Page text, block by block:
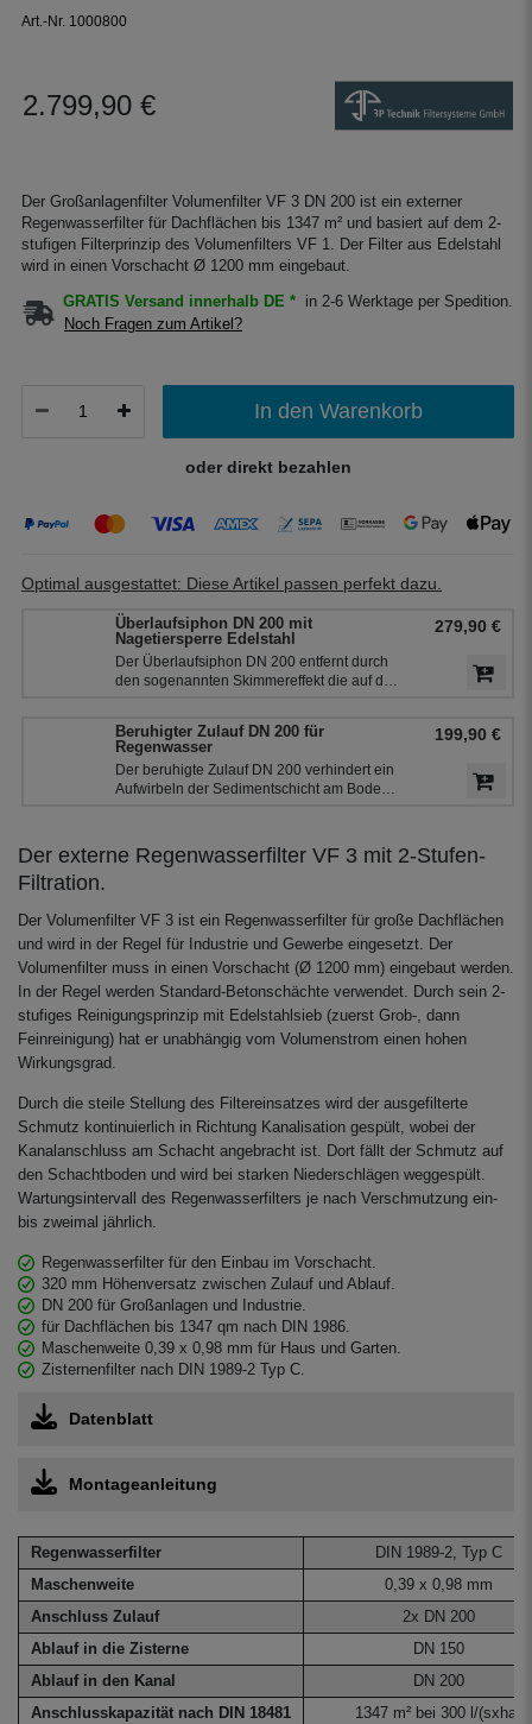
Art.-Nr. 1000800
2.799,90 €
Der Großanlagenfilter Volumenfilter VF 3 DN 200 ist ein externer
Regenwasserfilter für Dachflächen bis 1347 m² und basiert auf dem 2-
stufigen Filterprinzip des Volumenfilters VF 1. Der Filter aus Edelstahl
wird in einen Vorschacht Ø 1200 mm eingebaut.
GRATIS Versand innerhalb DE *
in 2-6 Werktage per Spedition.
Noch Fragen zum Artikel?
In den Warenkorb
oder direkt bezahlen
Optimal ausgestattet: Diese Artikel passen perfekt dazu.
Überlaufsiphon DN 200 mit
Nagetiersperre Edelstahl
Der Überlaufsiphon DN 200 entfernt durch
den sogenannten Skimmereffekt die auf der
Siphon ist mit einer Nagetiersperre aus
Edelstahl ausgestattet und dient gleichzeitig
als Geruchsverschluss.
279,90 €
Beruhigter Zulauf DN 200 für
Regenwasser
Der beruhigte Zulauf DN 200 verhindert ein
Aufwirbeln der Sedimentschicht am Boden
das Regenwasser frisch. Der beruhigte
Zulauf ist die 2. Reinigungsstufe in der
199,90 €
Der externe Regenwasserfilter VF 3 mit 2-Stufen-
Filtration.
Der Volumenfilter VF 3 ist ein Regenwasserfilter für große Dachflächen
und wird in der Regel für Industrie und Gewerbe eingesetzt. Der
Volumenfilter muss in einen Vorschacht (Ø 1200 mm) eingebaut werden.
In der Regel werden Standard-Betonschächte verwendet. Durch sein 2-
stufiges Reinigungsprinzip mit Edelstahlsieb (zuerst Grob-, dann
Feinreinigung) hat er unabhängig vom Volumenstrom einen hohen
Wirkungsgrad.
Durch die steile Stellung des Filtereinsatzes wird der ausgefilterte
Schmutz kontinuierlich in Richtung Kanalisation gespült, wobei der
Kanalanschluss am Schacht angebracht ist. Dort fällt der Schmutz auf
den Schachtboden und wird bei starken Niederschlägen weggespült.
Wartungsintervall des Regenwasserfilters je nach Verschmutzung ein-
bis zweimal jährlich.
Regenwasserfilter für den Einbau im Vorschacht.
320 mm Höhenversatz zwischen Zulauf und Ablauf.
DN 200 für Großanlagen und Industrie.
für Dachflächen bis 1347 qm nach DIN 1986.
Maschenweite 0,39 x 0,98 mm für Haus und Garten.
Zisternenfilter nach DIN 1989-2 Typ C.
Datenblatt
Montageanleitung
Regenwasserfilter
DIN 1989-2, Typ C
Maschenweite
0,39 x 0,98 mm
Anschluss Zulauf
2x DN 200
Ablauf in die Zisterne
DN 150
Ablauf in den Kanal
DN 200
Anschlusskapazität nach DIN 18481
1347 m² bei 300 l/(sxha)